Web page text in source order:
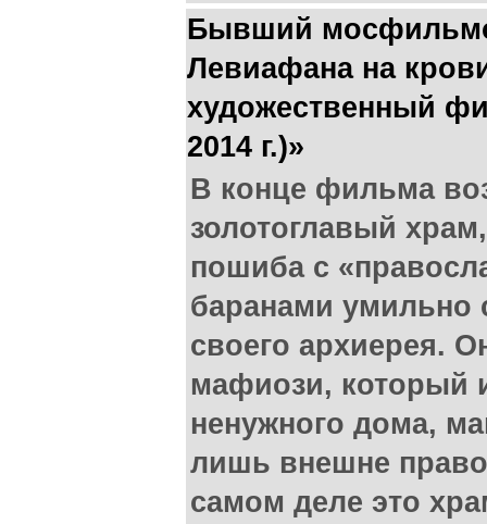
Бывший
Левиафана на
художественный
2014 г.)»
В конце фильма
золотоглавый
пошиба с
баранами умильно
своего архиерея.
мафиози, который
ненужного дома,
лишь внешне
самом деле это